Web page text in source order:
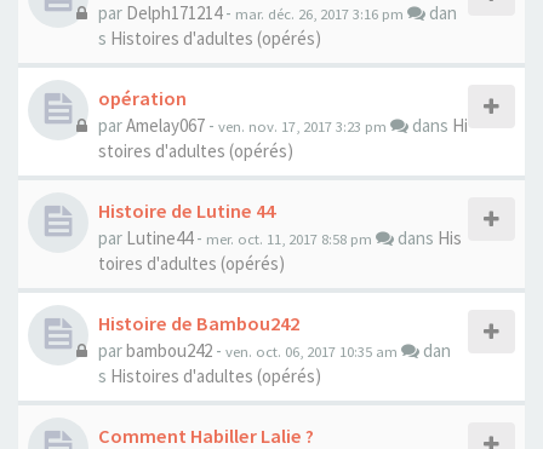
par Delph171214- mar. déc. 26, 2017 3:16 pm
dan
s Histoires d'adultes (opérés)
opération
parAmelay067 - ven. nov. 17, 2017 3:23 pm dans Hi
stoires d'adultes (opérés)
Histoire de Lutine 44
par Lutine44- mer. oct. 11, 2017 8:58 pm dans His
toires d'adultes (opérés)
Histoire de Bambou242
parbambou242 - ven. oct. 06, 2017 10:35 am
dan
s Histoires d'adultes (opérés)
Comment Habiller Lalie ?